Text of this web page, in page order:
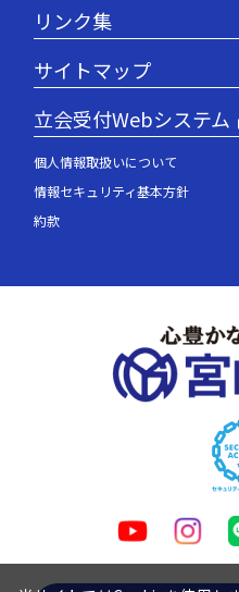
リンク集
サイトマップ
立会受付Webシステム
個人情報取扱いについて
情報セキュリティ基本方針
約款